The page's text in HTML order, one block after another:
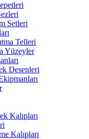
Setleri
Telleri
Yüzeyler
Desenleri
Kalıpları
Kalıpları